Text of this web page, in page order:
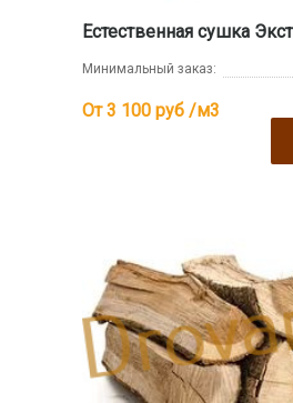
Естественная сушка
Минимальный заказ:
От 3 100 руб /м3